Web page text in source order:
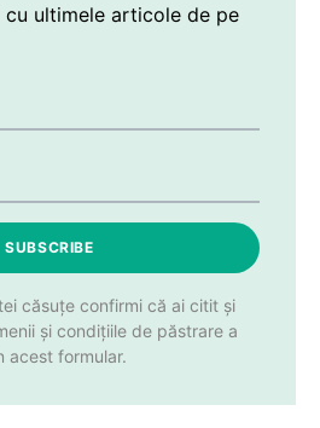
cu ultimele articole de pe
SUBSCRIBE
căsuțe confirmi că ai citit și
și condițiile de păstrare a
acest formular.